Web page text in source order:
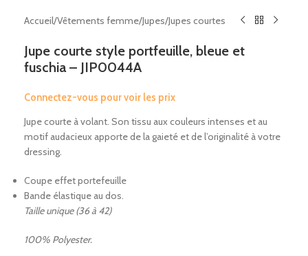
Accueil/Vêtements femme/Jupes/Jupes courtes
Jupe courte style portfeuille, bleue et
fuschia – JIP0044A
Connectez-vous pour voir les prix
Jupe courte à volant. Son tissu aux couleurs intenses et au
motif audacieux apporte de la gaieté et de l’originalité à votre
dressing.
Coupe effet portefeuille
Bande élastique au dos.
Taille unique (36 à 42)
100% Polyester.